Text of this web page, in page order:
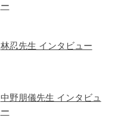
ー
林忍先生 インタビュー
中野朋儀先生 インタビュ
ー